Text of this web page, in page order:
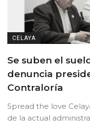
CELAYA
Se suben el
denuncia
Contraloría
Spread the love
de la actual